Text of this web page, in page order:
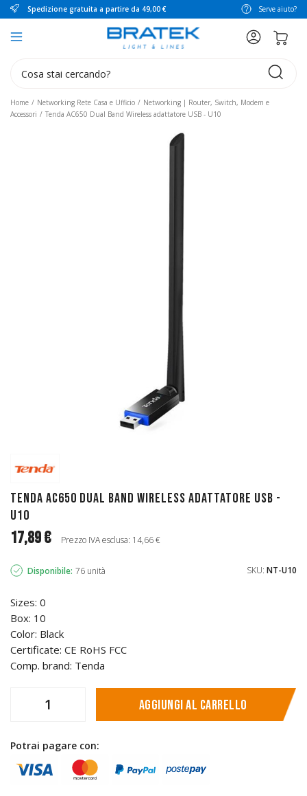
Spedizione gratuita a partire da 49,00 € Serve aiuto?
search
Home Networking Rete Casa e Ufficio
Networking | Router, Switch, Modem e
Accessori
Tenda AC650 Dual Band Wireless adattatore USB - U10
Tenda AC650 Dual Band Wireless adattatore USB -
U10
17,89 € Prezzo IVA esclusa: 14,66 €
Disponibile: 76 unità SKU: NT-U10
Sizes: 0
Box: 10
Color: Black
Certificate: CE RoHS FCC
Comp. brand: Tenda
Aggiungi al carrello
Potrai pagare con: